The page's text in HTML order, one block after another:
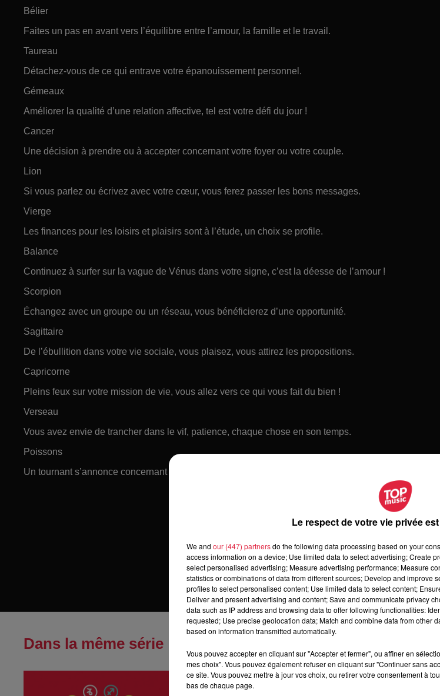
Bélier
Faites un pas en avant vers l’équilibre entre l’amour, la famille et le travail.
Taureau
Détachez-vous de ce qui entrave votre épanouissement personnel.
Gémeaux
Améliorer la qualité d’une relation affective, tel est votre défi du jour !
Cancer
Une décision à prendre ou à accepter concernant votre foyer ou votre couple.
Lion
Si vous parlez ou écrivez avec votre cœur, vous ferez passer les bons messages.
Vierge
Les finances pour les loisirs et plaisirs sont à l’étude, un choix se profile.
Balance
Continuez à surfer sur la vague de Vénus dans votre signe, c’est la déesse de l’amour !
Scorpion
Échangez avec un groupe ou un réseau, vous bénéficierez d’une opportunité.
Sagittaire
De l’ébullition dans votre vie sociale, vous plaisez, vous attirez les propositions.
Capricorne
Pleins feux sur votre mission de vie, vous allez vers ce qui vous fait du bien !
Verseau
Vous avez envie de trancher dans le vif, patience, chaque chose en son temps.
Poissons
Un tournant s’annonce concernant un partenariat, un accord est possible.
Dans la même série
Horoscope du vendredi 07 août 2026
Horoscope du vendredi 07 août 2026
Le respect de votre vie privée
We and our (447) partnersdo the following data processing based on your
access information on a device; Use limited data to select advertising; Create
select personalised advertising; Measure advertising performance; Measure
statistics or combinations of data from different sources; Develop and improve
profiles to select personalised content; Use limited data to select content;
Deliver and present advertising and content; Save and communicate privacy
data such as IP address and browsing data to offer following functionalities:
requested; Use precise geolocation data; Match and combine data from other
based on information transmitted automatically.
Vous pouvez accepter en cliquant sur "Accepter et fermer", ou affiner en
mes choix". Vous pouvez également refuser en cliquant sur "Continuer sans
ce site. Vous pouvez mettre à jour vos choix, ou retirer votre consentement à
bas de chaque page.